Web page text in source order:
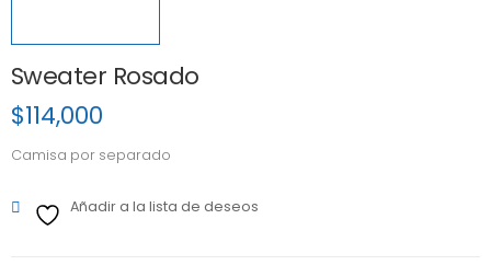
Sweater Rosado
$114,000
Camisa por separado
Añadir a la lista de deseos